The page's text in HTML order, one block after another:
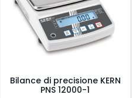
Bilance di precisione KERN
PNS 12000-1